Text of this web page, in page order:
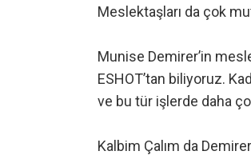
Meslektaşları da çok
Munise Demirer’in
ESHOT’tan biliyoruz.
ve bu tür işlerde daha
Kalbim Çalım da